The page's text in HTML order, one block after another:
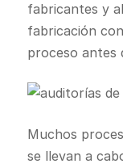
fabricantes y
fabricación
proceso antes
Muchos
se llevan a